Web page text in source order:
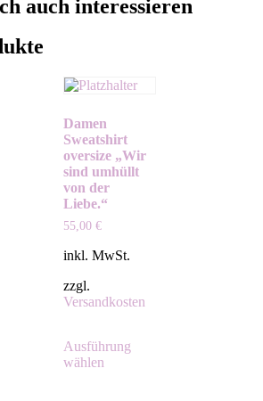
auch interessieren
Damen
Sweatshirt
oversize „Wir
sind umhüllt
von der
Liebe.“
55,00 €
inkl. MwSt.
zzgl.
Versandkosten
Ausführung
wählen